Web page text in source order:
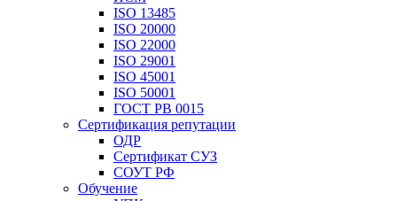
ISO 13485
ISO 20000
ISO 22000
ISO 29001
ISO 45001
ISO 50001
ГОСТ РВ 0015
Сертификация репутации
ОДР
Сертификат СУЗ
СОУТ РФ
Обучение